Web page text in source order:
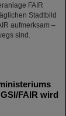
FAIR
Stadtbild
aufmerksam –
sind.
FAIR wird